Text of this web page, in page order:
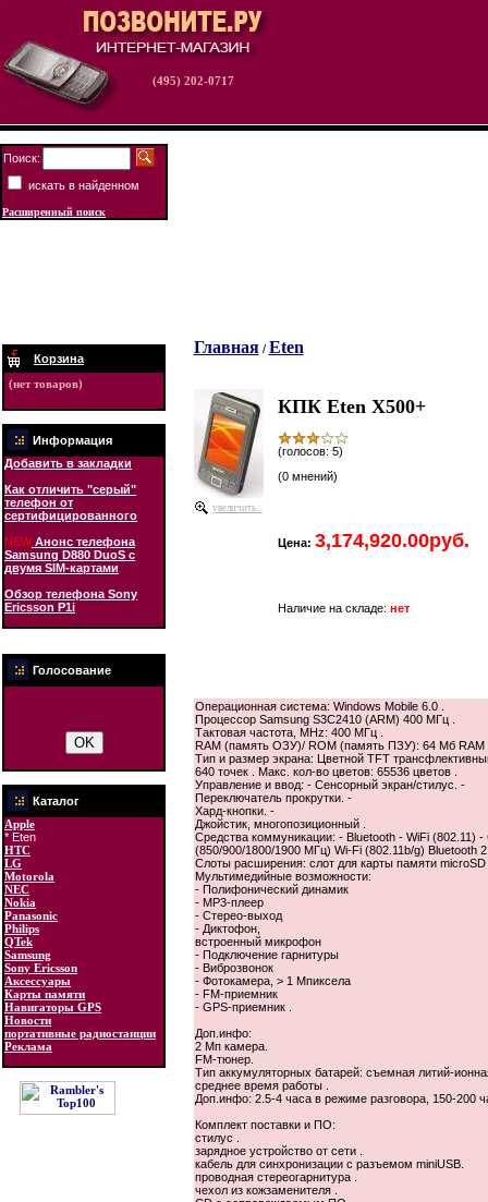
(495) 202-0717
Поиск:
искать в найденном
Расширенный поиск
Корзина
(нет товаров)
Информация
Добавить в закладки
Как отличить "серый"
телефон от
сертифицированного
NEWАнонс телефона
Samsung D880 DuoS с
двумя SIM-картами
Обзор телефона Sony
Ericsson P1i
Голосование
Каталог
Apple
* Eten
HTC
LG
Motorola
NEC
Nokia
Panasonic
Philips
QTek
Samsung
Sony Ericsson
Аксессуары
Карты памяти
Навигаторы GPS
Новости
портативные радиостанции
Реклама
Главная/ Eten
увеличить...
КПК Eten X500+
(голосов: 5)
(0 мнений)
Цена: 3,174,920.00руб.
Наличие на складе: нет
Операционная система: Windows Mobile 6.0 .
Процессор Samsung S3C2410 (ARM) 400 МГц .
Тактовая частота, MHz: 400 МГц .
RAM (память ОЗУ)/ ROM (память ПЗУ): 64 Мб
Тип и размер экрана: Цветной TFT
640 точек . Макс. кол-во цветов: 65536 цветов .
Управление и ввод: - Сенсорный экран/стилус. -
Переключатель прокрутки. -
Хард-кнопки. -
Джойстик, многопозиционный .
Средства коммуникации: - Bluetooth - WiFi
(850/900/1800/1900 МГц) Wi-Fi (802.11b/g) Bluetooth
Слоты расширения: слот для карты памяти microSD
Мультимедийные возможности:
- Полифонический динамик
- MP3-плеер
- Стерео-выход
- Диктофон,
встроенный микрофон
- Подключение гарнитуры
- Виброзвонок
- Фотокамера, > 1 Мпиксела
- FM-приемник
- GPS-приемник .
Доп.инфо:
2 Мп камера.
FM-тюнер.
Тип аккумуляторных батарей: cъемная литий-
среднее время работы .
Доп.инфо: 2.5-4 часа в режиме разговора, 150-200
Комплект поставки и ПО:
стилус .
зарядное устройство от сети .
кабель для синхронизации с разъемом miniUSB.
проводная стереогарнитура .
чехол из кожзаменителя .